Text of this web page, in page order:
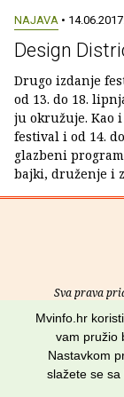
NAJAVA •
Design
Drugo izdanje
od 13. do 18.
ju okružuje. Kao
festival i od 14.
glazbeni
bajki, druženje i
Sva prava
Mvinfo.hr
vam pružio
Nastavkom
slažete se sa